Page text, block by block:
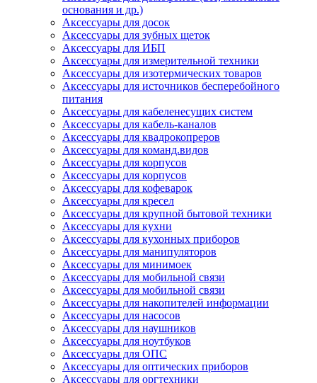
основания и др.)
Аксессуары для досок
Аксессуары для зубных щеток
Аксессуары для ИБП
Аксессуары для измерительной техники
Аксессуары для изотермических товаров
Аксессуары для источников бесперебойного
питания
Аксессуары для кабеленесущих систем
Аксессуары для кабель-каналов
Аксессуары для квадрокопреров
Аксессуары для команд.видов
Аксессуары для корпусов
Аксессуары для корпусов
Аксессуары для кофеварок
Аксессуары для кресел
Аксессуары для крупной бытовой техники
Аксессуары для кухни
Аксессуары для кухонных приборов
Аксессуары для манипуляторов
Аксессуары для минимоек
Аксессуары для мобильной связи
Аксессуары для мобильной связи
Аксессуары для накопителей информации
Аксессуары для насосов
Аксессуары для наушников
Аксессуары для ноутбуков
Аксессуары для ОПС
Аксессуары для оптических приборов
Аксессуары для оргтехники